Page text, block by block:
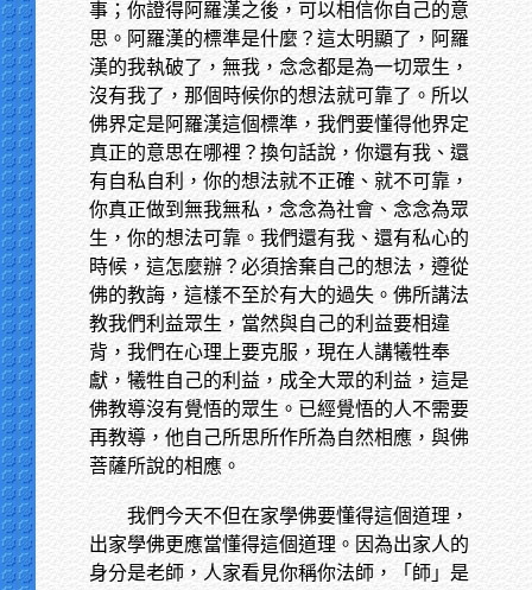
事；你證得阿羅漢之後，可以相信你自己的意
思。阿羅漢的標準是什麼？這太明顯了，阿羅
漢的我執破了，無我，念念都是為一切眾生，
沒有我了，那個時候你的想法就可靠了。所以
佛界定是阿羅漢這個標準，我們要懂得他界定
真正的意思在哪裡？換句話說，你還有我、還
有自私自利，你的想法就不正確、就不可靠，
你真正做到無我無私，念念為社會、念念為眾
生，你的想法可靠。我們還有我、還有私心的
時候，這怎麼辦？必須捨棄自己的想法，遵從
佛的教誨，這樣不至於有大的過失。佛所講法
教我們利益眾生，當然與自己的利益要相違
背，我們在心理上要克服，現在人講犧牲奉
獻，犧牲自己的利益，成全大眾的利益，這是
佛教導沒有覺悟的眾生。已經覺悟的人不需要
再教導，他自己所思所作所為自然相應，與佛
菩薩所說的相應。
我們今天不但在家學佛要懂得這個道理，
出家學佛更應當懂得這個道理。因為出家人的
身分是老師，人家看見你稱你法師，「師」是